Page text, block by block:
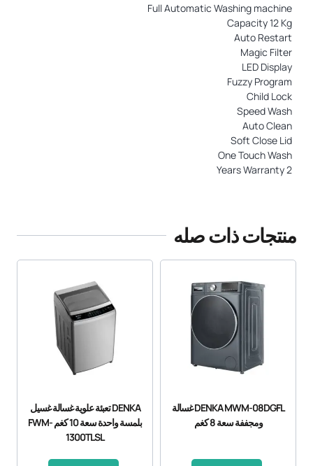
Full Automatic Washing machine
Capacity 12 Kg
Auto Restart
Magic Filter
LED Display
Fuzzy Program
Child Lock
Speed Wash
Auto Clean
Soft Close Lid
One Touch Wash
2 Years Warranty
منتجات ذات صله
DENKA MWM-08DGFL غسالة
ومجففة سعة 8 كغم
DENKA تعبئة علوية غسالة غسيل
بلمسة واحدة سعة 10 كغم FWM-
1300TLSL